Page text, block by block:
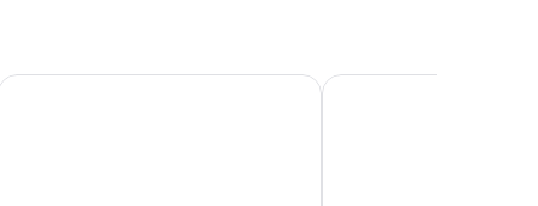
Sandman Hotel & Suites Regina Wingate By Wyndham